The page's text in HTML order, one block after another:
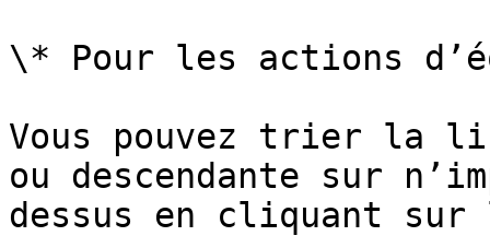
\* Pour les actions
Vous pouvez trier la
ou descendante sur
dessus en cliquant